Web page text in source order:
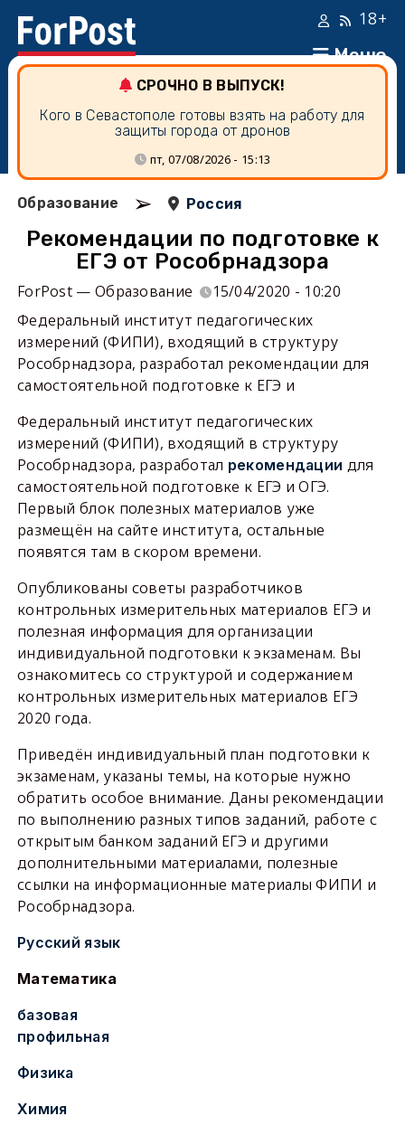
Меню
18+
СРОЧНО В ВЫПУСК!
Кого в Севастополе готовы взять на работу для
защиты города от дронов
пт, 07/08/2026 - 15:13
Образование ➢ Россия
Рекомендации по подготовке к
ЕГЭ от Рособрнадзора
ForPost — Образование
15/04/2020 - 10:20
Федеральный институт педагогических
измерений (ФИПИ), входящий в структуру
Рособрнадзора, разработал рекомендации для
самостоятельной подготовке к ЕГЭ и
Федеральный институт педагогических
измерений (ФИПИ), входящий в структуру
Рособрнадзора, разработал рекомендации для
самостоятельной подготовке к ЕГЭ и ОГЭ.
Первый блок полезных материалов уже
размещён на сайте института, остальные
появятся там в скором времени.
Опубликованы советы разработчиков
контрольных измерительных материалов ЕГЭ и
полезная информация для организации
индивидуальной подготовки к экзаменам. Вы
ознакомитесь со структурой и содержанием
контрольных измерительных материалов ЕГЭ
2020 года.
Приведён индивидуальный план подготовки к
экзаменам, указаны темы, на которые нужно
обратить особое внимание. Даны рекомендации
по выполнению разных типов заданий, работе с
открытым банком заданий ЕГЭ и другими
дополнительными материалами, полезные
ссылки на информационные материалы ФИПИ и
Рособрнадзора.
Русский язык
Математика
базовая
профильная
Физика
Химия